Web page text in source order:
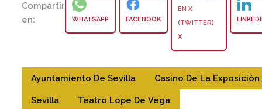
Compartir
en:
WHATSAPP FACEBOOK
X
Ayuntamiento De Sevilla Casino De La Exposición
Sevilla Teatro Lope De Vega